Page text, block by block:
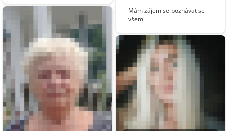
Mám zájem se poznávat se
všemi